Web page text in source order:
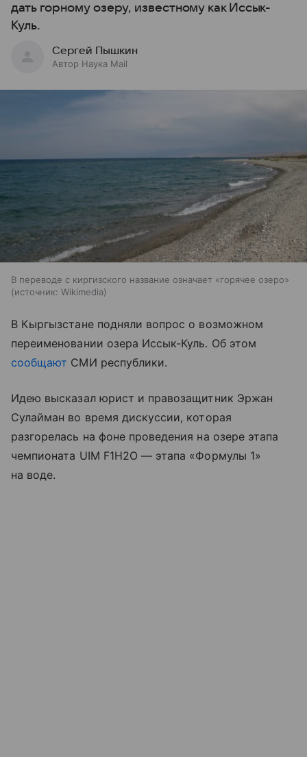
дать горному озеру, известному как Иссык-
Куль.
Сергей Пышкин
Автор Наука Mail
В переводе с киргизского название означает «горячее озеро»
источник: Wikimedia
В Кыргызстане подняли вопрос о возможном
переименовании озера Иссык-Куль. Об этом
сообщают СМИ республики.
Идею высказал юрист и правозащитник Эржан
Сулайман во время дискуссии, которая
разгорелась на фоне проведения на озере этапа
чемпионата UIM F1H2O — этапа «Формулы 1»
на воде.